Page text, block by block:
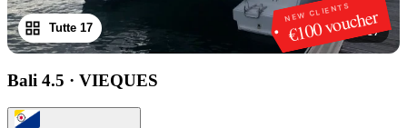
NEW CLIENTS
€100 voucher
1/17
Tutte 17
Bali 4.5 · VIEQUES